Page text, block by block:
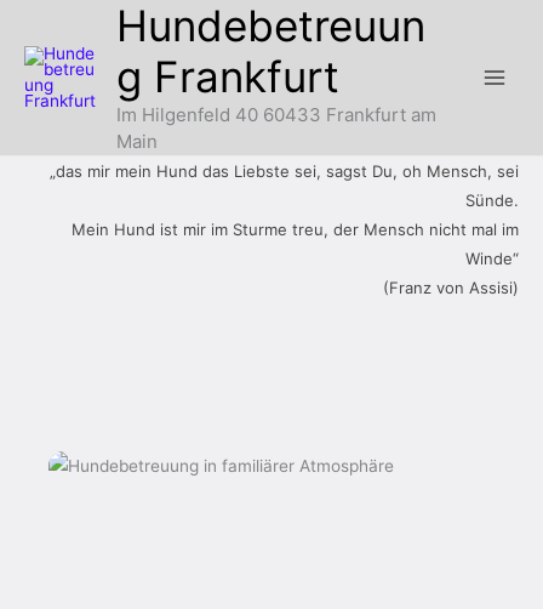
Inhalt
springen
Hundebetreuun
g Frankfurt
Im Hilgenfeld 40 60433 Frankfurt am
Main
„das mir mein Hund das Liebste sei, sagst Du, oh Mensch, sei
Sünde.
Mein Hund ist mir im Sturme treu, der Mensch nicht mal im
Winde“
(Franz von Assisi)